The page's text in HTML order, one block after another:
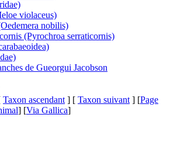
violaceus)
nobilis)
(Pyrochroa serraticornis)
de Gueorgui Jacobson
Taxon ascendant ] [ Taxon suivant ] [Page
] [Via Gallica]